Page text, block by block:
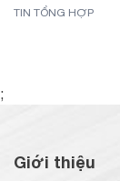
TIN TỔNG HỢP
;
Giới thiệu